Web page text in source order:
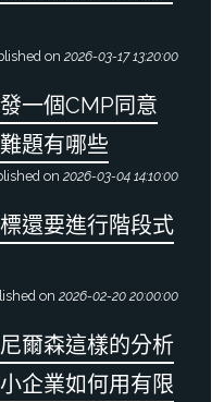
on 2026-03-17 13:20:00
一個CMP同意
題有哪些
on 2026-03-04 14:10:00
還要進行階段式
on 2026-02-20 20:00:00
爾森這樣的分析
企業如何用有限